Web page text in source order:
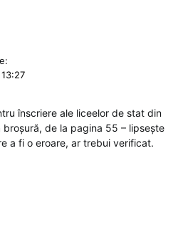
înscriere ale liceelor de stat din
broșură, de la pagina 55 – lipsește
a fi o eroare, ar trebui verificat.